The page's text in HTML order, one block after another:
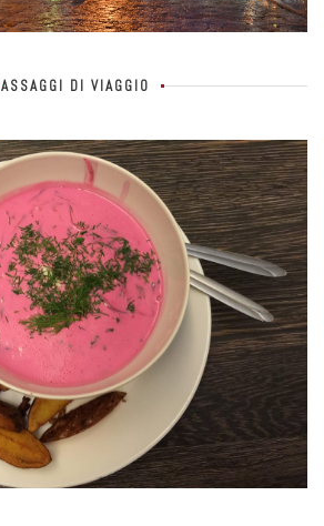
ASSAGGI DI VIAGGIO